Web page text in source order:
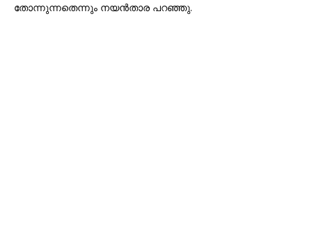
തോന്നുന്നതെന്നും നയൻതാര പറഞ്ഞു.